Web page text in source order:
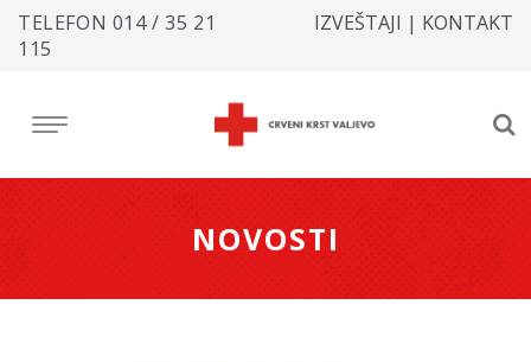
TELEFON 014 / 35 21
115
IZVEŠTAJI | KONTAKT
NOVOSTI